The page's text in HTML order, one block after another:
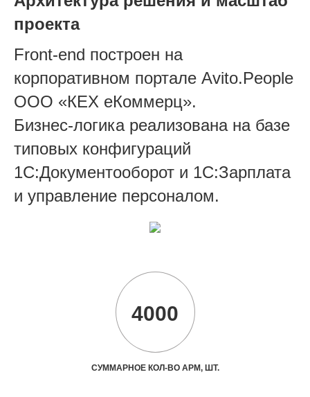
проекта
Front-end построен на
корпоративном портале Avito.People
OOO «КEX еКоммерц».
Бизнес-логика реализована на базе
типовых конфигураций
1С:Документооборот и 1С:Зарплата
и управление персоналом.
4000
СУММАРНОЕ КОЛ-ВО АРМ, ШТ.